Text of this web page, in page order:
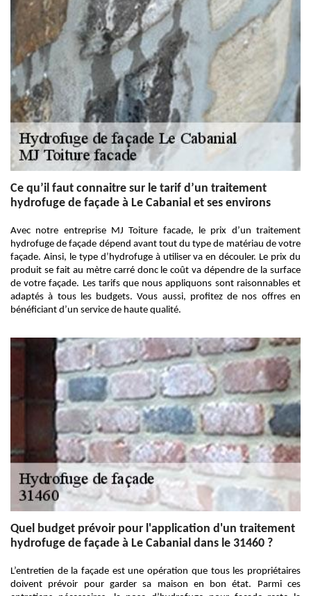
Ce qu’il faut connaitre sur le tarif d’un traitement
hydrofuge de façade à Le Cabanial et ses environs
Avec notre entreprise MJ Toiture facade, le prix d’un traitement
hydrofuge de façade dépend avant tout du type de matériau de votre
façade. Ainsi, le type d’hydrofuge à utiliser va en découler. Le prix du
produit se fait au mètre carré donc le coût va dépendre de la surface
de votre façade. Les tarifs que nous appliquons sont raisonnables et
adaptés à tous les budgets. Vous aussi, profitez de nos offres en
bénéficiant d’un service de haute qualité.
Quel budget prévoir pour l'application d'un traitement
hydrofuge de façade à Le Cabanial dans le 31460 ?
L’entretien de la façade est une opération que tous les propriétaires
doivent prévoir pour garder sa maison en bon état. Parmi ces